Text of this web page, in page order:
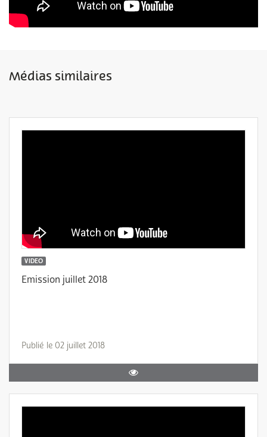
Médias similaires
VIDEO
Emission juillet 2018
Publié le 02 juillet 2018